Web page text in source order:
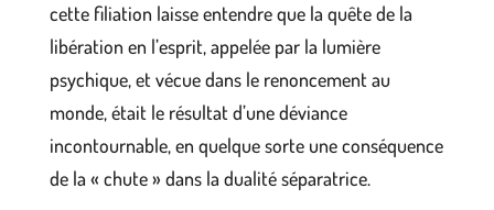
cette filiation laisse entendre que la quête de la
libération en l’esprit, appelée par la lumière
psychique, et vécue dans le renoncement au
monde, était le résultat d’une déviance
incontournable, en quelque sorte une conséquence
de la « chute » dans la dualité séparatrice.